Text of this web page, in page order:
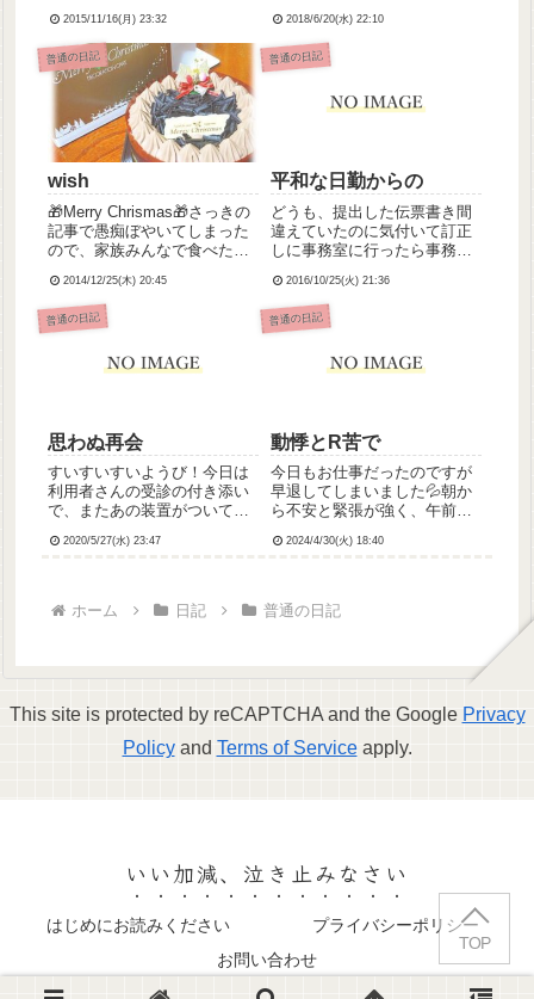
また後ほど日記にあげようと
思います(・ω・)さあ今週も頑
張るぞーー☆
2015/11/16(月) 23:32 2018/6/20(水) 22:10
普通の日記
wish
🎁Merry Chrismas🎁さっきの
記事で愚痴ぼやいてしまった
ので、家族みんなで食べたク
つでも、明日からまた頑張れ
ますように☆皆さんもよいク
リスマスと年末を。
2014/12/25(木) 20:45
普通の日記
平和な日勤からの
どうも、提出した伝票書き間
違えていたのに気付いて訂正
しに事務室に行ったら事務員
こんだ小埜寺ですこんばんは
～だって伝票の書き方ややこ
しいんじゃい！ま、それはさ
ることのない平和な日勤だっ
2016/10/25(火) 21:36
普通の日記
思わぬ再会
すいすいすいようび！今日は
利用者さんの受診の付き添い
で、またあの装置がついてる
は大丈夫だったけど、やっぱ
ら、窓口で対応してくれた職
2020/5/27(水) 23:47
普通の日記
動悸とR苦で
今日もお仕事だったのですが
早退してしまいました💦朝か
ら不安と緊張が強く、午前中
んとか働いていたのですが呼
られない状態になってしまい
2024/4/30(火) 18:40
ホーム 日記 普通の日記
This site is protected by reCAPTCHA and the Google Privacy
Policyand Terms of Serviceapply.
いい加減、泣き止みなさい
はじめにお読みください
プライバシーポリシー
お問い合わせ
TOP